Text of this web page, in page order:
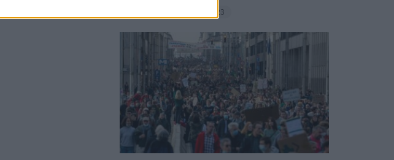
15:13 - 15 Σεπτεμβρίου 2023